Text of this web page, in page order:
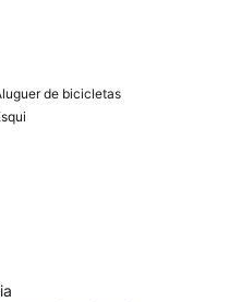
de bicicletas